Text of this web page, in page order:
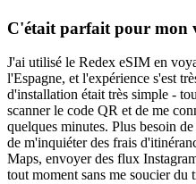
C'était parfait pour mon
J'ai utilisé le Redex eSIM en
l'Espagne, et l'expérience s'est
d'installation était très simple -
scanner le code QR et de me
quelques minutes. Plus besoin
de m'inquiéter des frais
Maps, envoyer des flux
tout moment sans me soucier du